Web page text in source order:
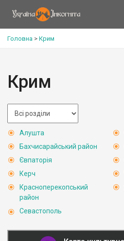
Головна > Крим
Крим
Алушта
Бахчисарайський район
Євпаторія
Керч
Красноперекопський
район
Севастополь